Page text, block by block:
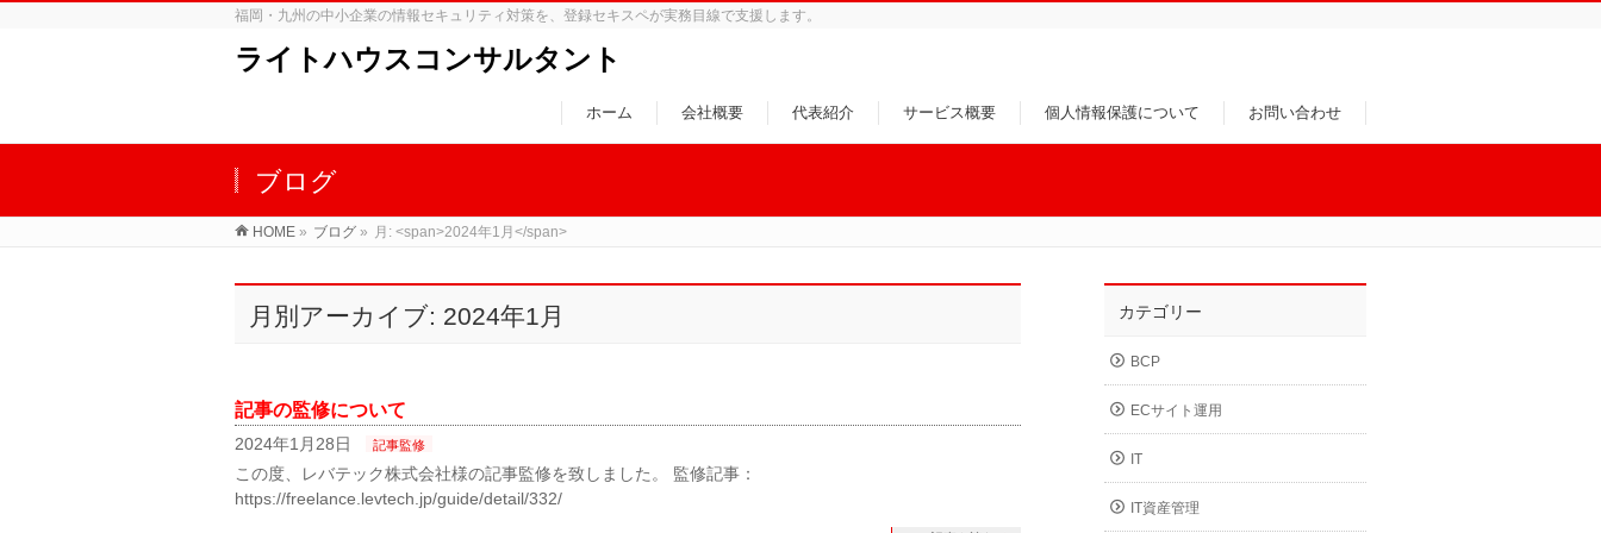
福岡・九州の中小企業の情報セキュリティ対策を、登録セキスペが実務目線で支援します。
ライトハウスコンサルタント
ホーム 会社概要 代表紹介 サービス概要 個人情報保護について お問い合わせ
ブログ
HOME » ブログ » 月: <span>2024年1月</span>
月別アーカイブ: 2024年1月
記事の監修について
2024年1月28日 記事監修
この度、レバテック株式会社様の記事監修を致しました。 監修記事：
https://freelance.levtech.jp/guide/detail/332/
カテゴリー
BCP
ECサイト運用
IT
IT資産管理